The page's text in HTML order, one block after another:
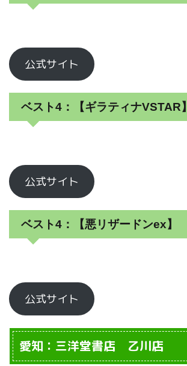
公式サイト
ベスト4：【ギラティナVSTAR】
公式サイト
ベスト4：【悪リザードンex】
公式サイト
愛知：三洋堂書店 乙川店